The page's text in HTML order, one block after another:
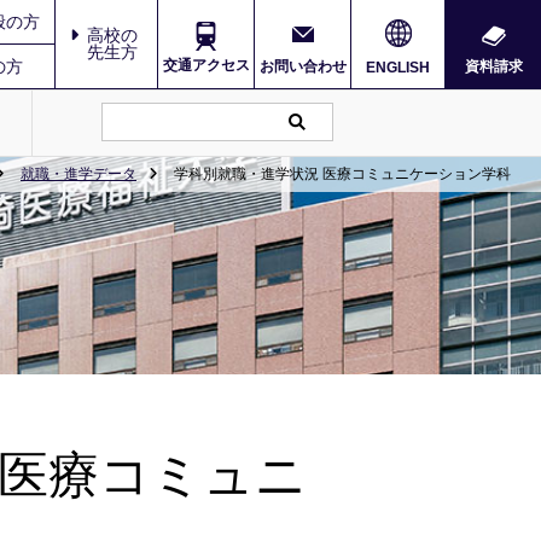
の方
高校の
先生方
交通アクセス お問い合わせ ENGLISH 資料請求
方
就職・進学データ 学科別就職・進学状況 医療コミュニケーション学科
療コミュニ